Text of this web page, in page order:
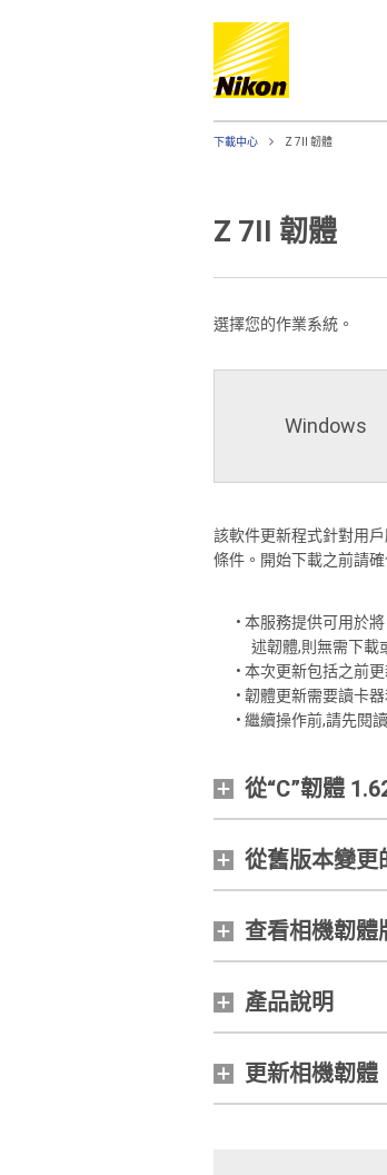
下載中心 Z 7II 韌體
Z 7II 韌體
選擇您的作業系統。
Windows
該軟件更新程式針對用
條件。開始下載之前請
• 本服務提供可用於
述韌體,則無需下載
• 本次更新包括之前
• 韌體更新需要讀卡器
• 繼續操作前,請先閱
從“C”韌體
從舊版本變更
查看相機韌體
產品說明
更新相機韌體